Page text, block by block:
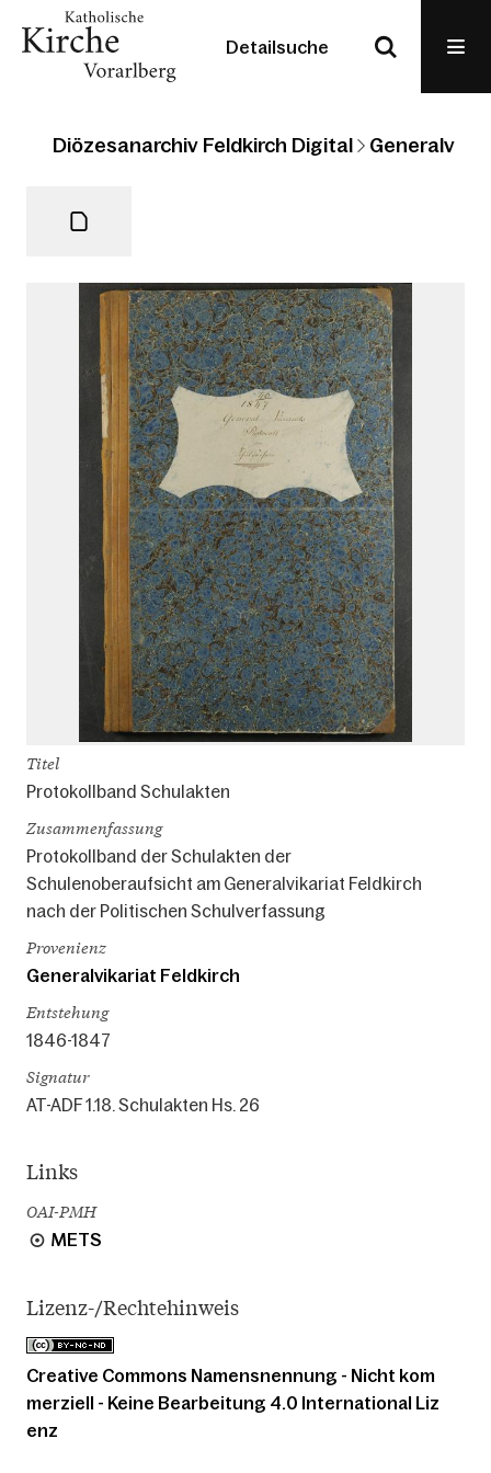
Detailsuche
Diözesanarchiv Feldkirch Digital
Titel
Protokollband Schulakten
Zusammenfassung
Protokollband der Schulakten der
Schulenoberaufsicht am Generalvikariat Feldkirch
nach der Politischen Schulverfassung
Provenienz
Generalvikariat Feldkirch
Entstehung
1846-1847
Signatur
AT-ADF 1.18. Schulakten Hs. 26
Links
OAI-PMH
METS
Lizenz-/Rechtehinweis
Creative Commons Namensnennung - Nicht kom
merziell - Keine Bearbeitung 4.0 International Liz
enz